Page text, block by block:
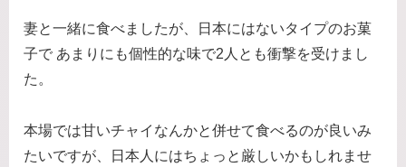
妻と一緒に食べましたが、日本にはないタイプのお菓
子で あまりにも個性的な味で2人とも衝撃を受けまし
た。
本場では甘いチャイなんかと併せて食べるのが良いみ
たいですが、日本人にはちょっと厳しいかもしれませ